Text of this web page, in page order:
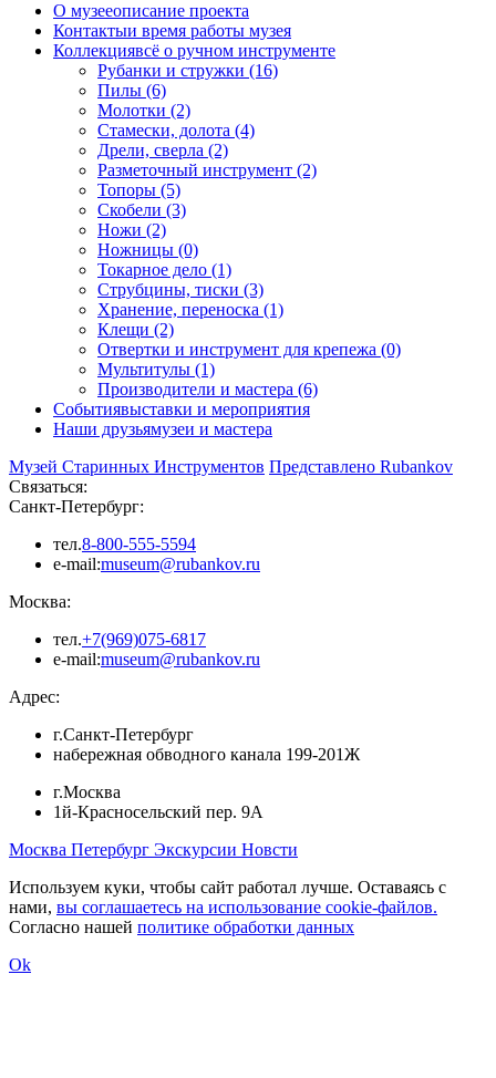
О музееописание проекта
Контактыи время работы музея
Коллекциявсё о ручном инструменте
Рубанки и стружки (16)
Пилы (6)
Молотки (2)
Стамески, долота (4)
Дрели, сверла (2)
Разметочный инструмент (2)
Топоры (5)
Скобели (3)
Ножи (2)
Ножницы (0)
Токарное дело (1)
Струбцины, тиски (3)
Хранение, переноска (1)
Клещи (2)
Отвертки и инструмент для крепежа (0)
Мультитулы (1)
Производители и мастера (6)
Событиявыставки и мероприятия
Наши друзьямузеи и мастера
Музей Старинных Инструментов Представлено Rubankov
Связаться:
Санкт-Петербург:
тел.8-800-555-5594
e-mail:museum@rubankov.ru
Москва:
тел.+7(969)075-6817
e-mail:museum@rubankov.ru
Адрес:
г.Санкт-Петербург
набережная обводного канала 199-201Ж
г.Москва
1й-Красносельский пер. 9А
Москва Петербург Экскурсии Новсти
Используем куки, чтобы сайт работал лучше. Оставаясь с
нами, вы соглашаетесь на использование cookie-файлов.
Согласно нашей политике обработки данных
Ok